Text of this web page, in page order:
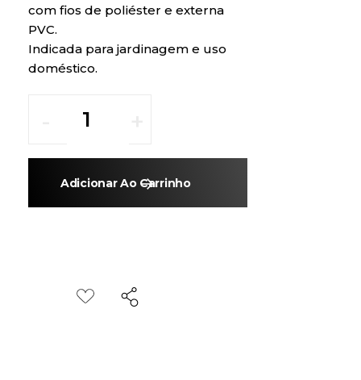
com fios de poliéster e externa
PVC.
Indicada para jardinagem e uso
doméstico.
Adicionar Ao Carrinho